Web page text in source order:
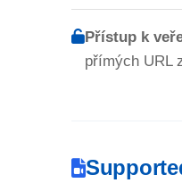
Přístup k
přímých URL